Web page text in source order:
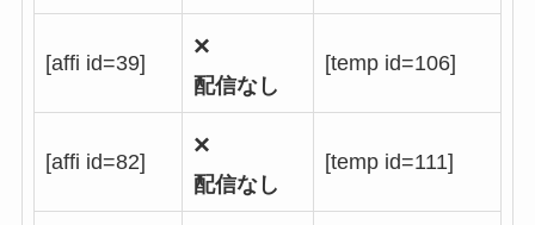
[affi id=39]
×
配信なし
[temp id=106]
[affi id=82]
×
配信なし
[temp id=111]